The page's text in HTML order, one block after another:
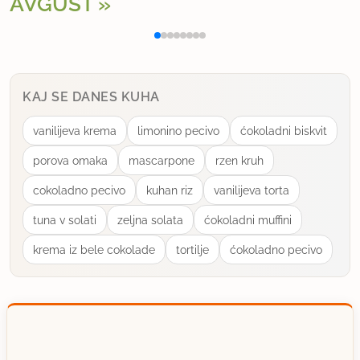
Polnjena paprika na klasičen način
KAJ SE DANES KUHA
vanilijeva krema limonino pecivo ćokoladni biskvit
porova omaka mascarpone rzen kruh
cokoladno pecivo kuhan riz vanilijeva torta
tuna v solati zeljna solata ćokoladni muffini
krema iz bele cokolade tortilje ćokoladno pecivo